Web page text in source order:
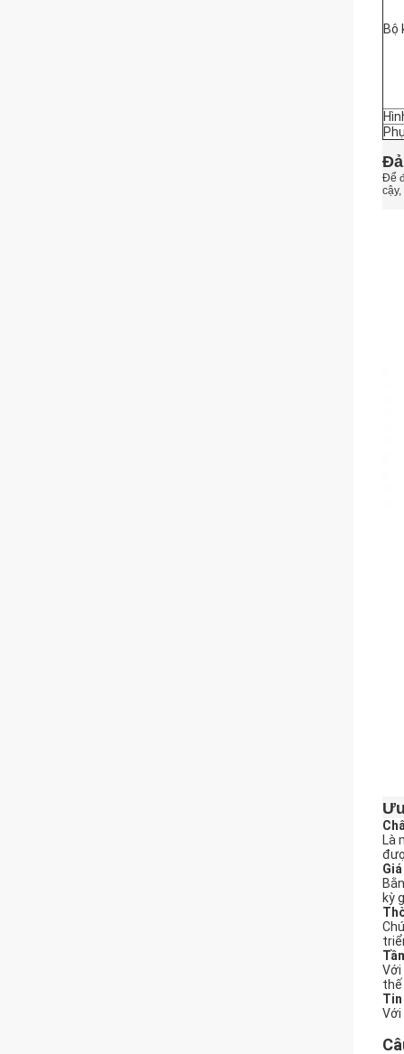
Bộ
Để
Là
kỳ
Với
thế
Tin
Với